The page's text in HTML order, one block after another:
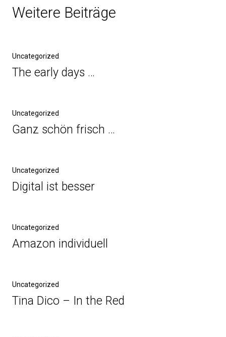
Weitere Beiträge
Uncategorized
The early days …
Uncategorized
Ganz schön frisch …
Uncategorized
Digital ist besser
Uncategorized
Amazon individuell
Uncategorized
Tina Dico – In the Red